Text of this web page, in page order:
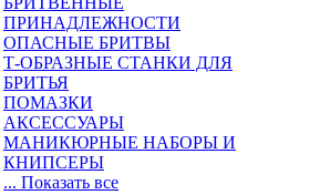
ПРИНАДЛЕЖНОСТИ
ОПАСНЫЕ БРИТВЫ
Т-ОБРАЗНЫЕ СТАНКИ ДЛЯ
БРИТЬЯ
ПОМАЗКИ
АКСЕССУАРЫ
МАНИКЮРНЫЕ НАБОРЫ И
КНИПСЕРЫ
... Показать все